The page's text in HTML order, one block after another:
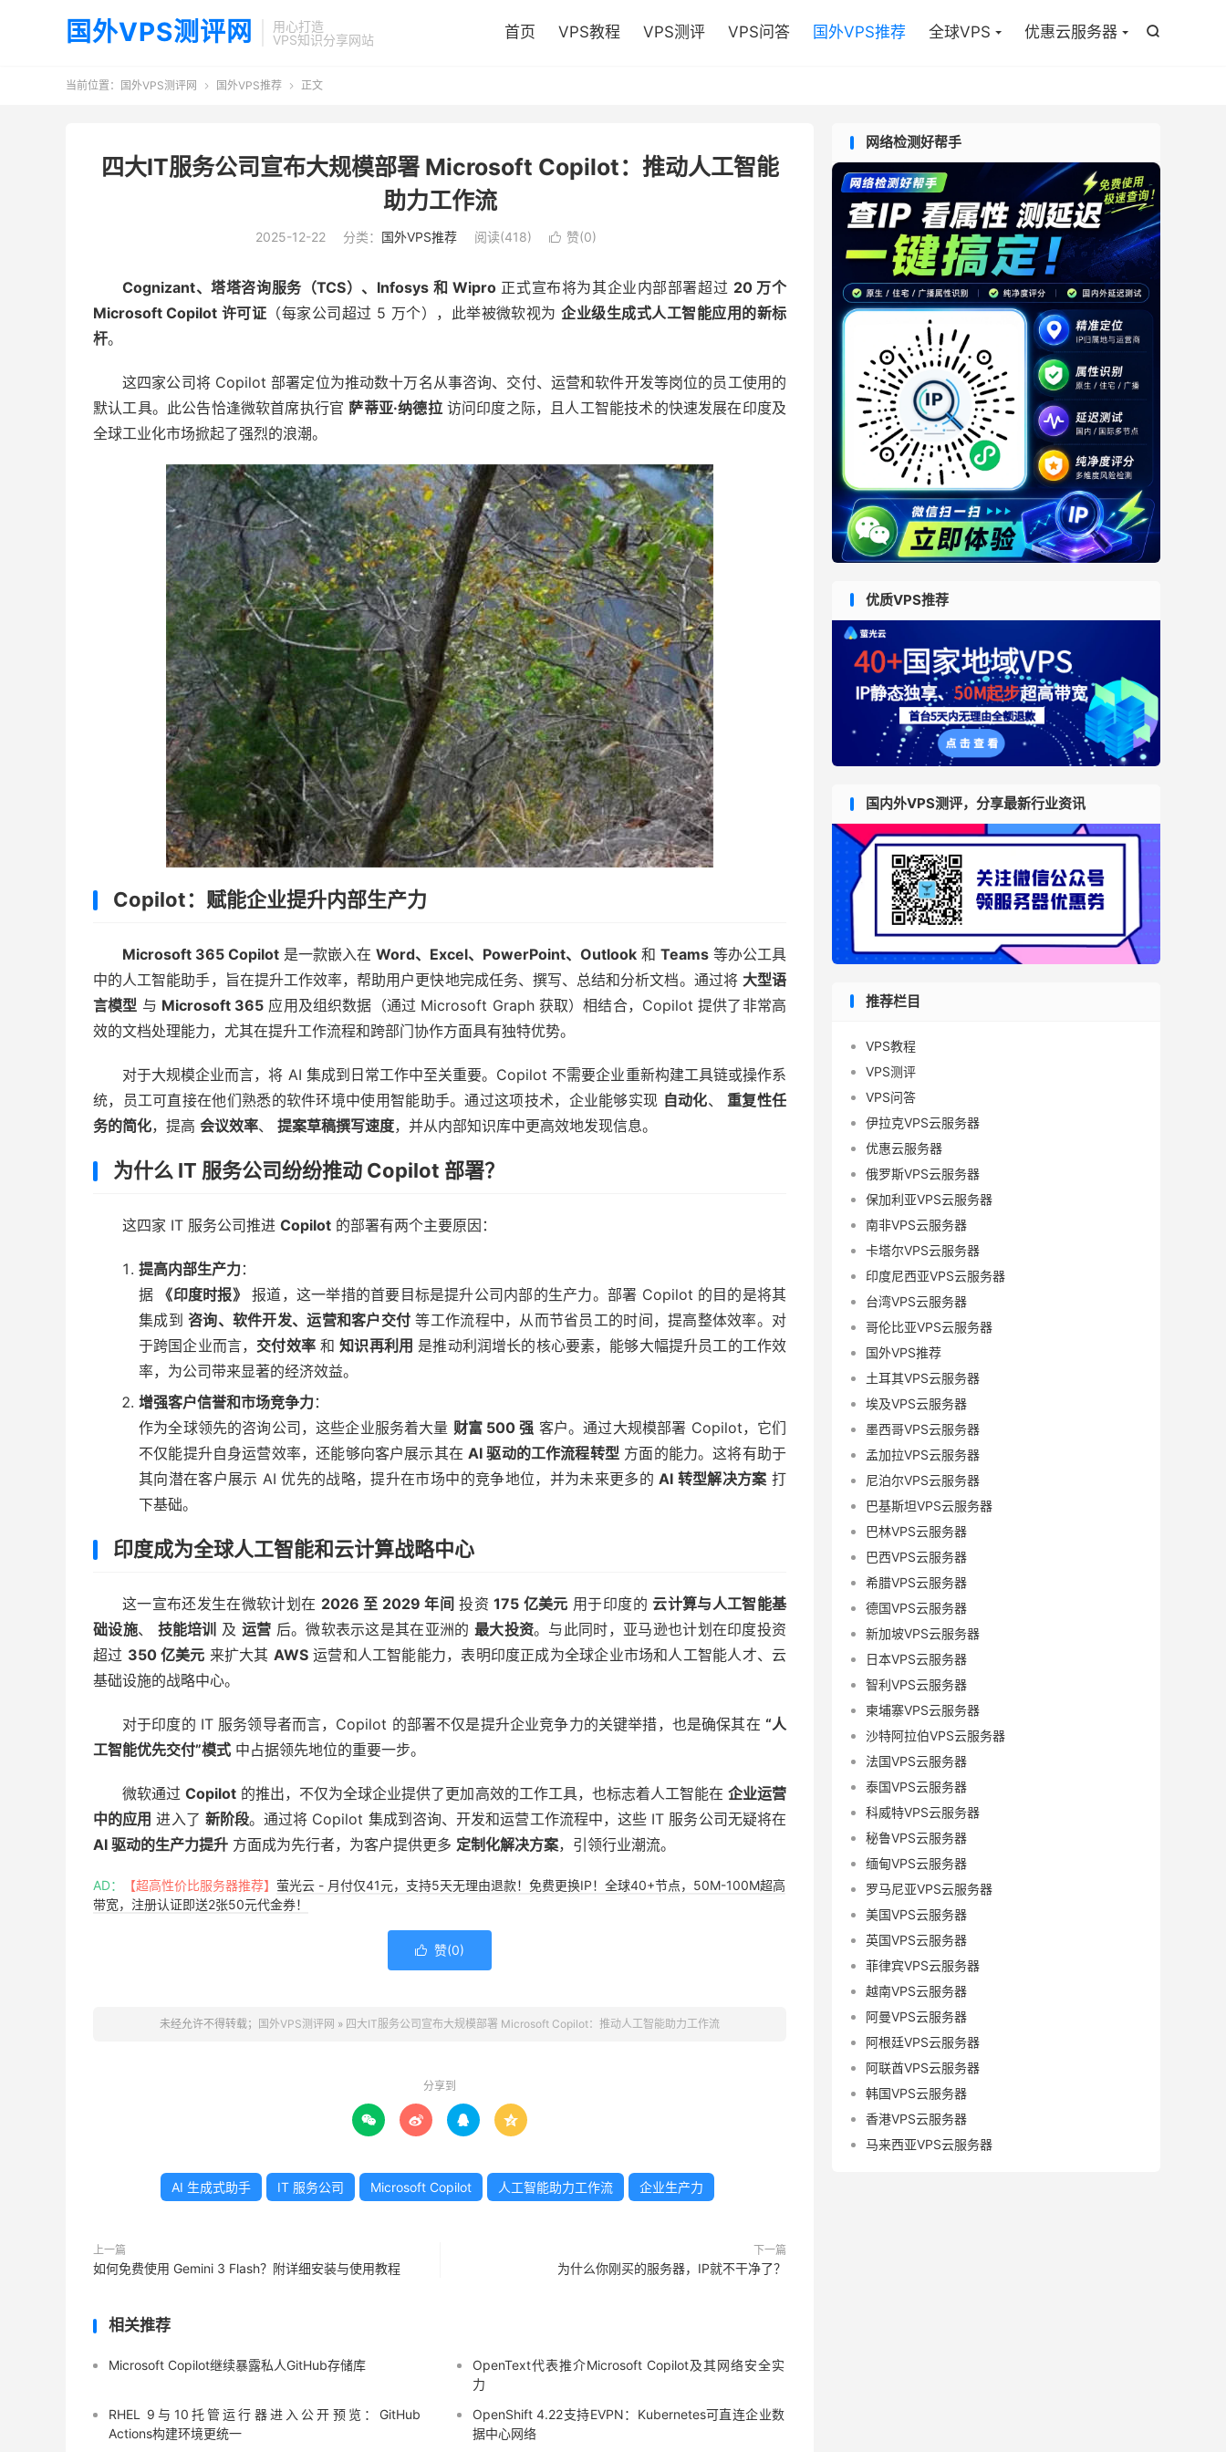
国外VPS测评网
用心打造
VPS知识分享网站

首页 VPS教程 VPS测评 VPS问答 国外VPS推荐 全球VPS 优惠云服务器
当前位置： 国外VPS测评网  国外VPS推荐  正文
四大IT服务公司宣布大规模部署 Microsoft Copilot：推动人工智能
助力工作流
2025-12-22 分类： 国外VPS推荐 阅读(418)  赞(0)
Cognizant、塔塔咨询服务（TCS）、Infosys 和 Wipro正式宣布将为其企业内部部署超过 20 万个
Microsoft Copilot 许可证 （每家公司超过 5 万个），此举被微软视为企业级生成式人工智能应用的新标
杆。
这四家公司将 Copilot 部署定位为推动数十万名从事咨询、交付、运营和软件开发等岗位的员工使用的
默认工具。此公告恰逢微软首席执行官萨蒂亚·纳德拉访问印度之际，且人工智能技术的快速发展在印度及
全球工业化市场掀起了强烈的浪潮。
Copilot：赋能企业提升内部生产力
Microsoft 365 Copilot 是一款嵌入在 Word、Excel、PowerPoint、Outlook 和 Teams 等办公工具
中的人工智能助手，旨在提升工作效率，帮助用户更快地完成任务、撰写、总结和分析文档。通过将 大型语
言模型 与 Microsoft 365 应用及组织数据（通过 Microsoft Graph 获取）相结合，Copilot 提供了非常高
效的文档处理能力，尤其在提升工作流程和跨部门协作方面具有独特优势。
对于大规模企业而言，将 AI 集成到日常工作中至关重要。Copilot 不需要企业重新构建工具链或操作系
统，员工可直接在他们熟悉的软件环境中使用智能助手。通过这项技术，企业能够实现 自动化、 重复性任
务的简化，提高 会议效率、 提案草稿撰写速度，并从内部知识库中更高效地发现信息。
为什么 IT 服务公司纷纷推动 Copilot 部署？
这四家 IT 服务公司推进 Copilot 的部署有两个主要原因：
提高内部生产力：
据
《印度时报》
报道，这一举措的首要目标是提升公司内部的生产力。部署 Copilot 的目的是将其
集成到咨询、软件开发、运营和客户交付 等工作流程中，从而节省员工的时间，提高整体效率。对
于跨国企业而言， 交付效率和知识再利用 是推动利润增长的核心要素，能够大幅提升员工的工作效
率，为公司带来显著的经济效益。
增强客户信誉和市场竞争力：
作为全球领先的咨询公司，这些企业服务着大量 财富 500 强 客户。通过大规模部署 Copilot，它们
不仅能提升自身运营效率，还能够向客户展示其在AI 驱动的工作流程转型 方面的能力。这将有助于
其向潜在客户展示 AI 优先的战略，提升在市场中的竞争地位，并为未来更多的AI 转型解决方案 打
下基础。
印度成为全球人工智能和云计算战略中心
这一宣布还发生在微软计划在 2026 至 2029 年间 投资175 亿美元 用于印度的 云计算与人工智能基
础设施、 技能培训 及 运营 后。微软表示这是其在亚洲的 最大投资。与此同时，亚马逊也计划在印度投资
超过 350 亿美元 来扩大其 AWS运营和人工智能能力，表明印度正成为全球企业市场和人工智能人才、云
基础设施的战略中心。
对于印度的 IT 服务领导者而言，Copilot 的部署不仅是提升企业竞争力的关键举措，也是确保其在 “人
工智能优先交付”模式 中占据领先地位的重要一步。
微软通过Copilot 的推出，不仅为全球企业提供了更加高效的工作工具，也标志着人工智能在 企业运营
中的应用 进入了 新阶段。通过将 Copilot 集成到咨询、开发和运营工作流程中，这些 IT 服务公司无疑将在
AI 驱动的生产力提升 方面成为先行者，为客户提供更多 定制化解决方案，引领行业潮流。
AD： 【超高性价比服务器推荐】 萤光云 - 月付仅41元，支持5天无理由退款！免费更换IP！全球40+节点，50M-100M超高
带宽，注册认证即送2张50元代金券！
 赞(0)
未经允许不得转载； 国外VPS测评网 » 四大IT服务公司宣布大规模部署 Microsoft Copilot：推动人工智能助力工作流
分享到
   
AI 生成式助手 IT 服务公司 Microsoft Copilot 人工智能助力工作流 企业生产力
上一篇
如何免费使用 Gemini 3 Flash？附详细安装与使用教程
下一篇
为什么你刚买的服务器，IP就不干净了？
相关推荐
Microsoft Copilot继续暴露私人GitHub存储库
OpenText代表推介Microsoft Copilot及其网络安全实
力
RHEL 9与10托管运行器进入公开预览：GitHub
Actions构建环境更统一
OpenShift 4.22支持EVPN：Kubernetes可直连企业数
据中心网络
网络检测好帮手
优质VPS推荐
国内外VPS测评，分享最新行业资讯
推荐栏目
VPS教程
VPS测评
VPS问答
伊拉克VPS云服务器
优惠云服务器
俄罗斯VPS云服务器
保加利亚VPS云服务器
南非VPS云服务器
卡塔尔VPS云服务器
印度尼西亚VPS云服务器
台湾VPS云服务器
哥伦比亚VPS云服务器
国外VPS推荐
土耳其VPS云服务器
埃及VPS云服务器
墨西哥VPS云服务器
孟加拉VPS云服务器
尼泊尔VPS云服务器
巴基斯坦VPS云服务器
巴林VPS云服务器
巴西VPS云服务器
希腊VPS云服务器
德国VPS云服务器
新加坡VPS云服务器
日本VPS云服务器
智利VPS云服务器
柬埔寨VPS云服务器
沙特阿拉伯VPS云服务器
法国VPS云服务器
泰国VPS云服务器
科威特VPS云服务器
秘鲁VPS云服务器
缅甸VPS云服务器
罗马尼亚VPS云服务器
美国VPS云服务器
英国VPS云服务器
菲律宾VPS云服务器
越南VPS云服务器
阿曼VPS云服务器
阿根廷VPS云服务器
阿联酋VPS云服务器
韩国VPS云服务器
香港VPS云服务器
马来西亚VPS云服务器